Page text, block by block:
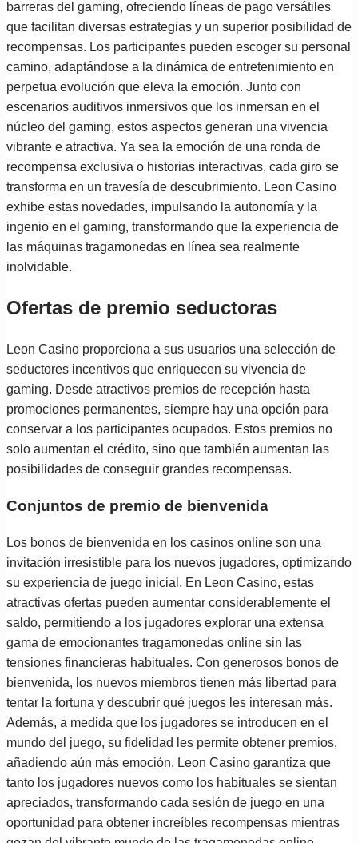
barreras del gaming, ofreciendo líneas de pago versátiles
que facilitan diversas estrategias y un superior posibilidad de
recompensas. Los participantes pueden escoger su personal
camino, adaptándose a la dinámica de entretenimiento en
perpetua evolución que eleva la emoción. Junto con
escenarios auditivos inmersivos que los inmersan en el
núcleo del gaming, estos aspectos generan una vivencia
vibrante e atractiva. Ya sea la emoción de una ronda de
recompensa exclusiva o historias interactivas, cada giro se
transforma en un travesía de descubrimiento. Leon Casino
exhibe estas novedades, impulsando la autonomía y la
ingenio en el gaming, transformando que la experiencia de
las máquinas tragamonedas en línea sea realmente
inolvidable.
Ofertas de premio seductoras
Leon Casino proporciona a sus usuarios una selección de
seductores incentivos que enriquecen su vivencia de
gaming. Desde atractivos premios de recepción hasta
promociones permanentes, siempre hay una opción para
conservar a los participantes ocupados. Estos premios no
solo aumentan el crédito, sino que también aumentan las
posibilidades de conseguir grandes recompensas.
Conjuntos de premio de bienvenida
Los bonos de bienvenida en los casinos online son una
invitación irresistible para los nuevos jugadores, optimizando
su experiencia de juego inicial. En Leon Casino, estas
atractivas ofertas pueden aumentar considerablemente el
saldo, permitiendo a los jugadores explorar una extensa
gama de emocionantes tragamonedas online sin las
tensiones financieras habituales. Con generosos bonos de
bienvenida, los nuevos miembros tienen más libertad para
tentar la fortuna y descubrir qué juegos les interesan más.
Además, a medida que los jugadores se introducen en el
mundo del juego, su fidelidad les permite obtener premios,
añadiendo aún más emoción. Leon Casino garantiza que
tanto los jugadores nuevos como los habituales se sientan
apreciados, transformando cada sesión de juego en una
oportunidad para obtener increíbles recompensas mientras